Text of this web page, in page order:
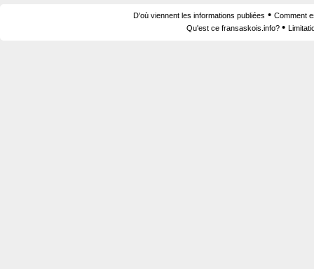
D'où viennent les informations publiées • Comment
Qu'est ce fransaskois.info? •